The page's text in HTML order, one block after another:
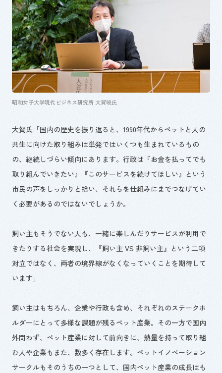
昭和女子大学現代ビジネス研究所 大賀暁氏
大賀氏「国内の歴史を振り返ると、1990年代からペットと人の
共生に向けた取り組みは単発ではいくつも生まれているもの
の、継続しづらい傾向にあります。行政は『お金を払ってでも
取り組んでいきたい』『このサービスを続けてほしい』という
市民の声をしっかりと拾い、それらを仕組みにまでつなげて い
く必要があるのではないでしょうか。
飼い主もそうでない人も、一緒に楽しんだりサービスが利用で
きたりする社会を実現し、『飼い主 VS 非飼い主』という二項
対立ではなく、両者の境界線がなくなっていくことを期待して
います」
飼い主はもちろん、企業や行政も含め、それぞれのステークホ
ルダーにとって多様な課題が残るペット産業。その一方で国内
外問わず、ペット産業に対して前向きに、熱量を持って取り組
む人や企業もまた、数多く存在します。ペットイノベーション
サークルもそのうちの一つとして、国内ペット産業の成長はも